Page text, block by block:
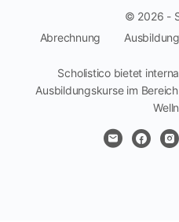
© 2026 -
Abrechnung
Scholistico bietet
Ausbildungskurse im